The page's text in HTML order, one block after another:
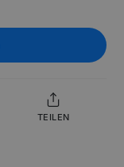
TEILEN